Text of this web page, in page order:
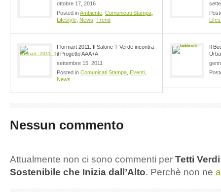
ottobre 17, 2016
Posted inAmbiente, Comunicati Stampa,
Lifestyle, News, Trend
Flormart 2011: Il Salone T-Verde incontra
il Progetto AAA+A
settembre 15, 2011
Posted in Comunicati Stampa, Eventi,
News
Il
Nessun commento
Attualmente non ci sono commenti per Tetti
Sostenibile che Inizia dall’Alto. Perchè non ne